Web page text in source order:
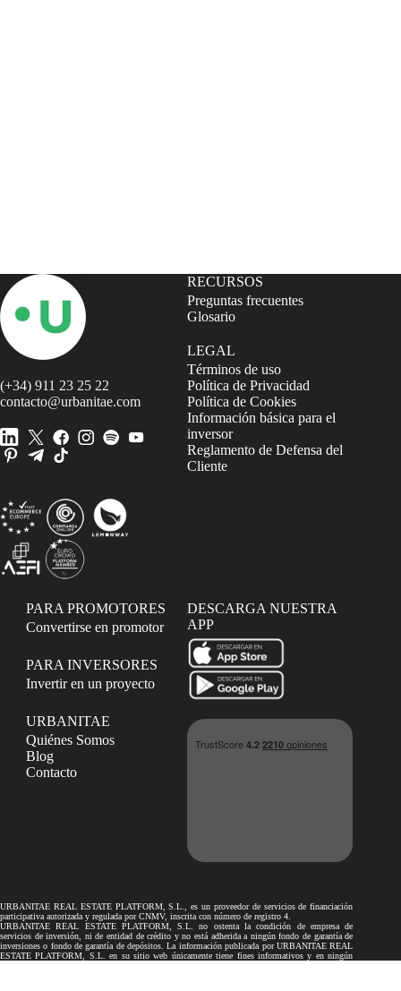
(+34) 911 23 25 22
contacto@urbanitae.com
RECURSOS
Preguntas frecuentes
Glosario
LEGAL
Términos de uso
Política de Privacidad
Política de Cookies
Información básica para el
inversor
Reglamento de Defensa del
Cliente
PARA PROMOTORES
Convertirse en promotor
PARA INVERSORES
Invertir en un proyecto
URBANITAE
Quiénes Somos
Blog
Contacto
DESCARGA NUESTRA
APP
URBANITAE REAL ESTATE PLATFORM, S.L., es un proveedor de servicios de financiación
participativa autorizada y regulada por CNMV, inscrita con número de registro 4.
URBANITAE REAL ESTATE PLATFORM, S.L. no ostenta la condición de empresa de
servicios de inversión, ni de entidad de crédito y no está adherida a ningún fondo de garantía de
inversiones o fondo de garantía de depósitos. La información publicada por URBANITAE REAL
ESTATE PLATFORM, S.L. en su sitio web únicamente tiene fines informativos y en ningún